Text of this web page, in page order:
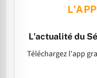
L'APP
L'actualité du
Téléchargez l'app